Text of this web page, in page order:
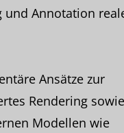
und Annotation
Ansätze zur
Rendering sowie
Modellen wie